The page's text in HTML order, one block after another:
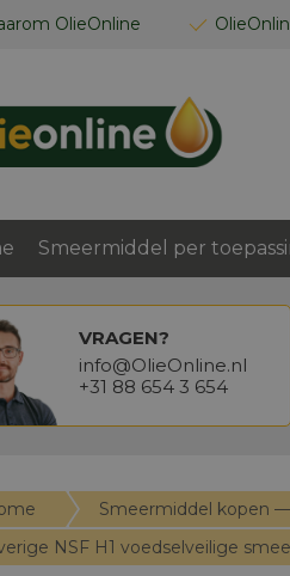
OlieOnline
Smeermiddel per
VRAGEN?
info@OlieOnline.nl
+31 88 654 3 654
Smeermiddel kopen
NSF H1 voedselveilige